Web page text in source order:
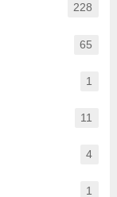
228
65
1
11
4
1